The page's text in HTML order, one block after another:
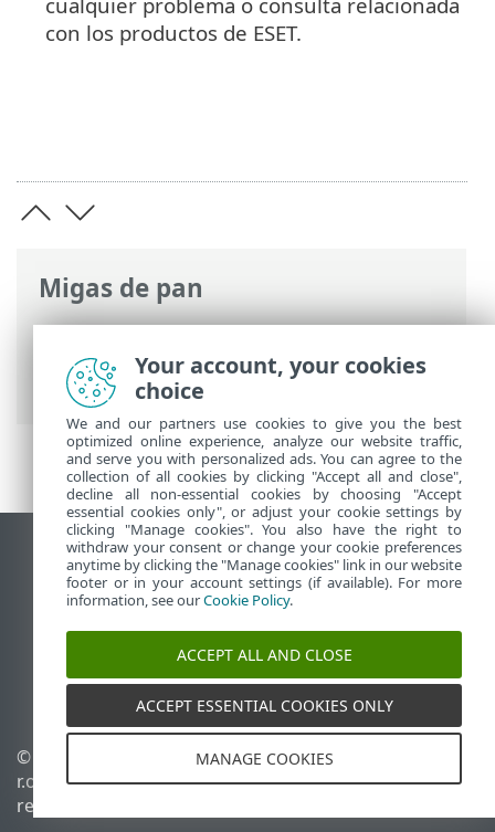
Migas de pan
Ayuda en línea de ESET>ESET PROTECT
On-Prem
>Introducción> Acerca de
Ayuda
con los productos de ESET.
Ver sitio del escritorio
End of Life
Base de conocimiento de ESET
Foro de ESET
ESET Status Portal
Soporte regional
© 1992 - 2026 ESET, spol. s
r.o. - Todos los derechos
reservados.
Administrar perfiles
Política de cookies
Your account, your cookies
choice
We and our partners use cookies to give you the best
optimized online experience, analyze our website traffic,
and serve you with personalized ads. You can agree to the
collection of all cookies by clicking "Accept all and close",
decline all non-essential cookies by choosing "Accept
essential cookies only", or adjust your cookie settings by
clicking "Manage cookies". You also have the right to
withdraw your consent or change your cookie preferences
anytime by clicking the "Manage cookies" link in our website
footer or in your account settings (if available). For more
information, see ourCookie Policy.
ACCEPT ALL AND CLOSE
ACCEPT ESSENTIAL COOKIES ONLY
MANAGE COOKIES